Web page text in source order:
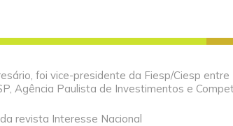
foi vice-presidente da Fiesp/Ciesp
Agência Paulista de Investimentos e
revista Interesse Nacional